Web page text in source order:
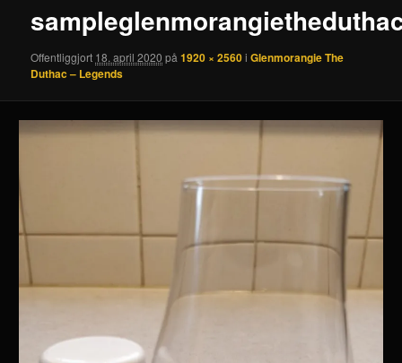
Offentliggjort 18. april 2020 på1920 × 2560iGlenmorangie The
Duthac – Legends